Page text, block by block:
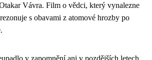
Vávra. Film o vědci, který vynalezne
s obavami z atomové hrozby po
v zapomnění ani v pozdějších letech.